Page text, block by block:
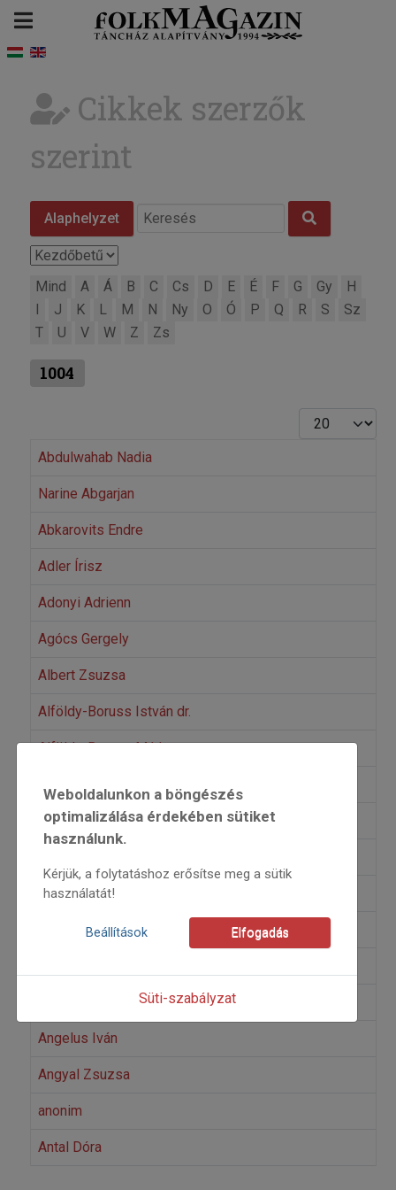
Cikkek szerzők
szerint
Alaphelyzet
Mind A Á B C Cs D E É F G Gy
H
J K L M N Ny O Ó P Q R S
Sz
T
U V W Z Zs
1004
Tételek #
Abdulwahab Nadia
Narine Abgarjan
Abkarovits Endre
Adler Írisz
Adonyi Adrienn
Agócs Gergely
Albert Zsuzsa
Alföldy-Boruss István dr.
Alföldy-Boruss Márk
Peter Amick
András Erzsi Erdei
Andrásfalvy Bertalan
Angelus Iván
Angyal Zsuzsa
anonim
Antal Dóra
Weboldalunkon a böngészés
optimalizálása érdekében sütiket
használunk.
Kérjük, a folytatáshoz erősítse meg a sütik
használatát!
Beállítások Elfogadás
Süti-szabályzat